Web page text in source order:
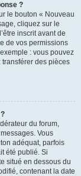
?
le bouton « Nouveau
cliquez sur le
inscrit avant de
de vos permissions
: vous pouvez
des pièces
du forum,
Vous
adéquat, parfois
été publié. Si
situé en dessous du
contenant la date